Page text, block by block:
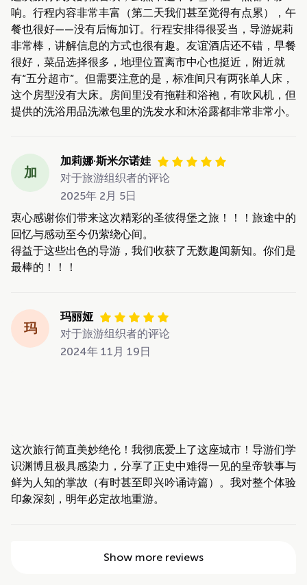
响。行程内容非常丰富（第二天我们甚至觉得有点累），午
餐也很好——没有后悔加订。行程安排得很妥当，导游妮莉
非常棒，讲解信息的方式也很有趣。友谊酒店还不错，早餐
很好，菜品选择很多，地理位置离市中心也挺近，附近就
有“五分超市”。但需要注意的是，标准间只有两张单人床，
这个房型没有大床。房间里没有拖鞋和浴袍，有吹风机，但
提供的洗浴用品洗漱包里的洗发水和沐浴露都非常非常小。
加
加莉娜·斯米尔诺娃
对于旅游组织者的评论
2025年 2月 5日
衷心感谢你们带来这次精彩的圣彼得堡之旅！！！旅途中的
回忆与感动至今仍萦绕心间。
得益于这些出色的导游，我们收获了无数趣闻新知。你们是
最棒的！！！
玛
玛丽娅
对于旅游组织者的评论
2024年 11月 19日
这次旅行简直美妙绝伦！我彻底爱上了这座城市！导游们学
识渊博且极具感染力，分享了正史中难得一见的皇帝轶事与
鲜为人知的掌故（有时甚至即兴吟诵诗篇）。我对整个体验
印象深刻，明年必定故地重游。
Show more reviews